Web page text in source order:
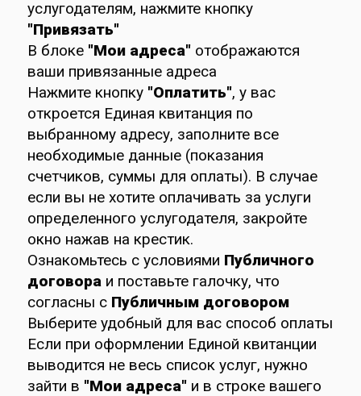
услугодателям, нажмите кнопку
"Привязать"
В блоке "Мои адреса" отображаются
ваши привязанные адреса
Нажмите кнопку "Оплатить", у вас
откроется Единая квитанция по
выбранному адресу, заполните все
необходимые данные (показания
счетчиков, суммы для оплаты). В случае
если вы не хотите оплачивать за услуги
определенного услугодателя, закройте
окно нажав на крестик.
Ознакомьтесь с условиями Публичного
договора и поставьте галочку, что
согласны с Публичным договором
Выберите удобный для вас способ оплаты
Если при оформлении Единой квитанции
выводится не весь список услуг, нужно
зайти в "Мои адреса" и в строке вашего